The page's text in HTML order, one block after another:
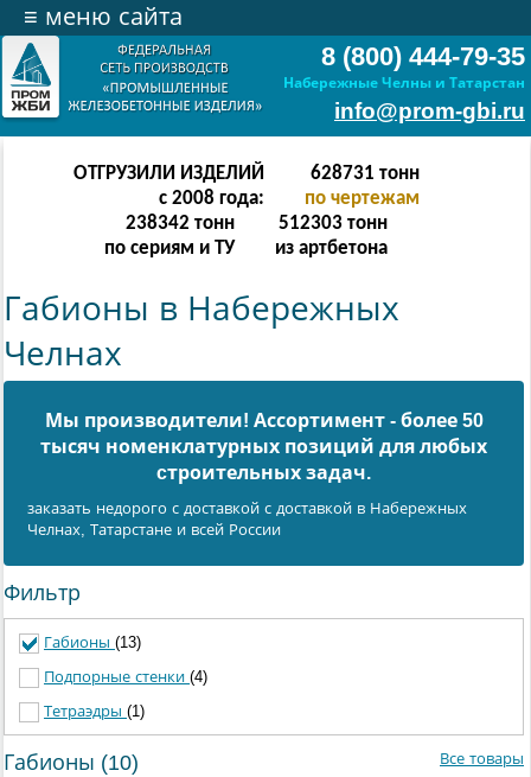
8 (800) 444-79-35
Набережные Челны и Татарстан
info@prom-gbi.ru
≡ меню сайта
ОТГРУЗИЛИ ИЗДЕЛИЙ
с 2008 года:
628731 тонн
по чертежам
238342 тонн
по сериям и ТУ
512303 тонн
из артбетона
Габионы в Набережных
Челнах
Мы производители! Ассортимент - более 50
тысяч номенклатурных позиций для любых
cтроительных задач.
заказать недорого с доставкой с доставкой в Набережных
Челнах, Татарстане и всей России
Фильтр
Габионы (13)
Подпорные стенки (4)
Тетраэдры (1)
Габионы (10) Все товары